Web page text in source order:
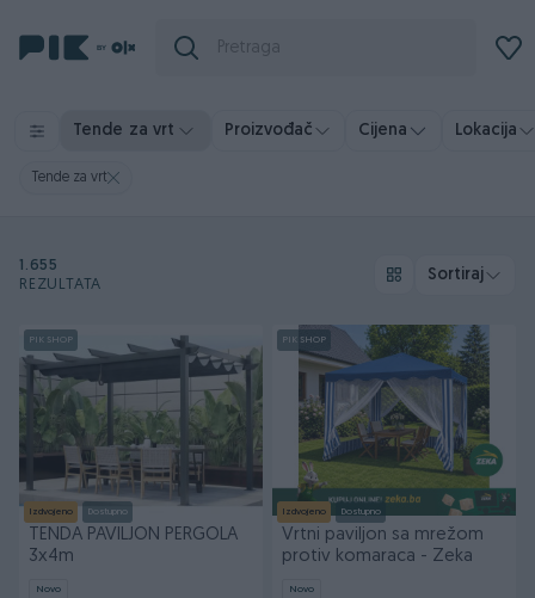
Tende za vrt Proizvođač Cijena Lokacija
Tende za vrt
1.655
REZULTATA
Sortiraj
PIK SHOP
Izdvojeno Dostupno
TENDA PAVILJON PERGOLA
3x4m
Novo
PIK SHOP
Izdvojeno Dostupno
Vrtni paviljon sa mrežom
protiv komaraca - Zeka
Novo